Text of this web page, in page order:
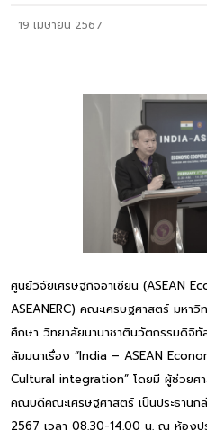
19 เมษายน 2567
ศูนย์วิจัยเศรษฐกิจอาเซียน (ASEAN
ASEANERC) คณะเศรษฐศาสตร์ มหา
ศึกษา วิทยาลัยนานาชาตินวัตกรรมดิจิ
สัมมนาเรื่อง “India – ASEAN
Cultural integration” โดยมี ผู้ช่วยศ
คณบดีคณะเศรษฐศาสตร์ เป็นประธาน
2567 เวลา 08.30-14.00 น. ณ ห้องป